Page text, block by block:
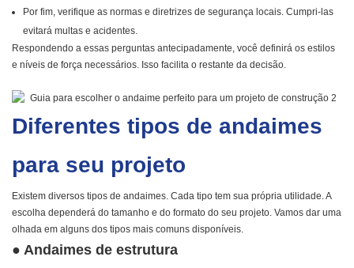
Por fim, verifique as normas e diretrizes de segurança locais. Cumpri-las
evitará multas e acidentes.
Respondendo a essas perguntas antecipadamente, você definirá os estilos
e níveis de força necessários. Isso facilita o restante da decisão.
Diferentes tipos de andaimes
para seu projeto
Existem diversos tipos de andaimes. Cada tipo tem sua própria utilidade. A
escolha dependerá do tamanho e do formato do seu projeto. Vamos dar uma
olhada em alguns dos tipos mais comuns disponíveis.
● Andaimes de estrutura